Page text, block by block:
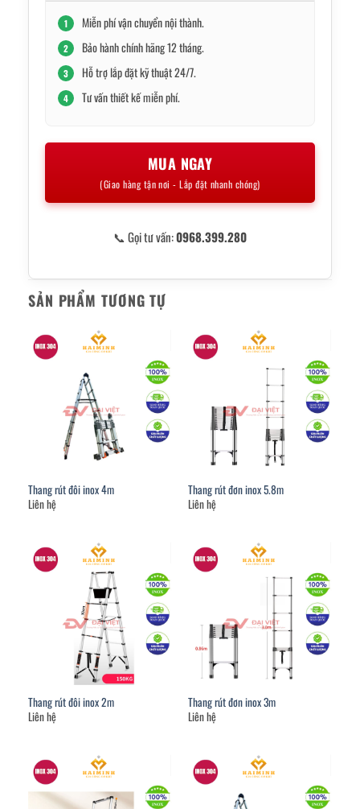
1 Miễn phí vận chuyển nội thành.
2 Bảo hành chính hãng 12 tháng.
3 Hỗ trợ lắp đặt kỹ thuật 24/7.
4 Tư vấn thiết kế miễn phí.
MUA NGAY
(Giao hàng tận nơi - Lắp đặt nhanh chóng)
📞 Gọi tư vấn:0968.399.280
SẢN PHẨM TƯƠNG TỰ
Thang rút đôi inox 4m
Liên hệ
Thang rút đơn inox 5.8m
Liên hệ
Thang rút đôi inox 2m
Liên hệ
Thang rút đơn inox 3m
Liên hệ